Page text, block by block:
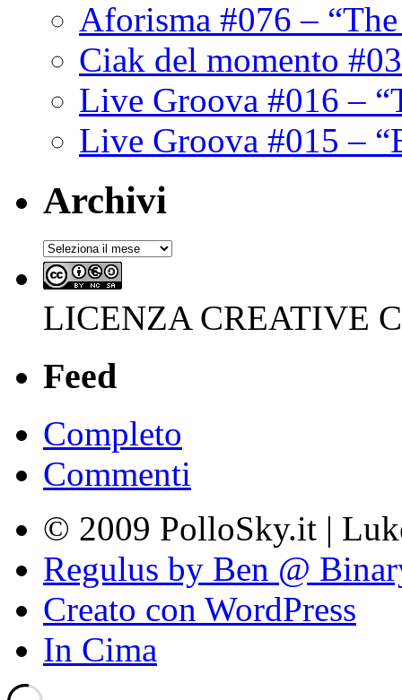
Aforisma #076 –
Ciak del momento
Live Groova #016 –
Live Groova #015 –
Archivi
Archivi
LICENZA CREATIVE
Feed
Completo
Commenti
© 2009 PolloSky.it |
Regulus by Ben @
Creato con WordPress
In Cima